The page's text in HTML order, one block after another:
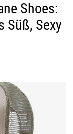
Shoes:
Süß, Sexy